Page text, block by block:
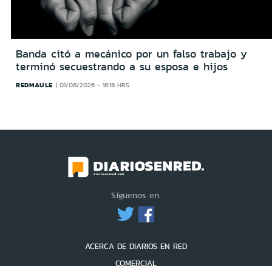
Banda citó a mecánico por un falso trabajo y
terminó secuestrando a su esposa e hijos
REDMAULE 01/08/2026 - 18:18 HRS
Síguenos en:
ACERCA DE DIARIOS EN RED
COMERCIAL